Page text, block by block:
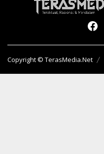
Copyright © TerasMedia.Net